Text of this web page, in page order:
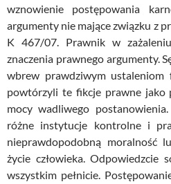
wznowienie postępowania
argumenty nie mające związku z
K 467/07. Prawnik w
znaczenia prawnego argumenty.
wbrew prawdziwym
powtórzyli te fikcje prawne jako
mocy wadliwego
różne instytucje kontrolne i
nieprawdopodobną moralność
życie człowieka.
wszystkim pełnicie.